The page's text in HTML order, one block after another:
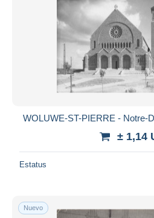
WOLUWE-ST-PIERRE - Notre-
± 1,14
Estatus
Nuevo